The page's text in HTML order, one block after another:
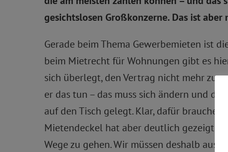
gesichtslosen Großkonzerne. Das ist
Gerade beim Thema Gewerbemieten ist
beim Mietrecht für Wohnungen gibt es
sich überlegt, den Vertrag nicht mehr zu
er das tun – das muss sich ändern und
auf den Tisch gelegt. Klar, dafür
Mietendeckel hat aber deutlich gezeigt,
Wege zu gehen. Wir müssen deshalb